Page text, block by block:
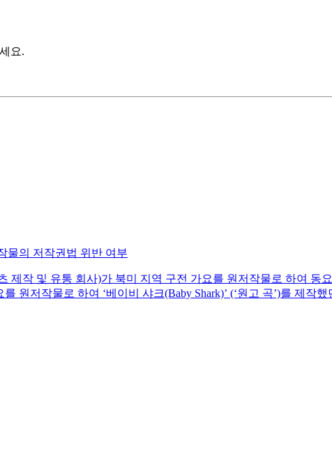
요.
물의 저작권법 위반 여부
제작 및 유통 회사)가 북미 지역 구전 가요를 원저작물로 하여 동요
원저작물로 하여 ‘베이비 샤크(Baby Shark)’ (‘원고 곡’)를 제
건 구전가요’)를 원저작물로 하여 ‘베이비 샤크(Baby Shark)’(이